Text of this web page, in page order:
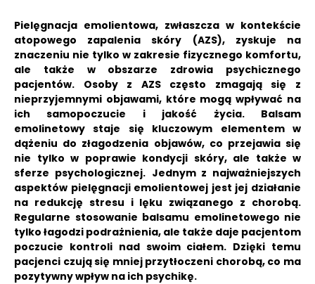
Pielęgnacja emolientowa, zwłaszcza w kontekście
atopowego zapalenia skóry (AZS), zyskuje na
znaczeniu nie tylko w zakresie fizycznego komfortu,
ale także w obszarze zdrowia psychicznego
pacjentów. Osoby z AZS często zmagają się z
nieprzyjemnymi objawami, które mogą wpływać na
ich samopoczucie i jakość życia.Balsam
emolinetowy staje się kluczowym elementem w
dążeniu do złagodzenia objawów, co przejawia się
nie tylko w poprawie kondycji skóry, ale także w
sferze psychologicznej. Jednym z najważniejszych
aspektów pielęgnacji emolientowej jest jej działanie
na redukcję stresu i lęku związanego z chorobą.
Regularne stosowanie balsamu emolinetowego nie
tylko łagodzi podrażnienia, ale także daje pacjentom
poczucie kontroli nad swoim ciałem. Dzięki temu
pacjenci czują się mniej przytłoczeni chorobą, co ma
pozytywny wpływ na ich psychikę.